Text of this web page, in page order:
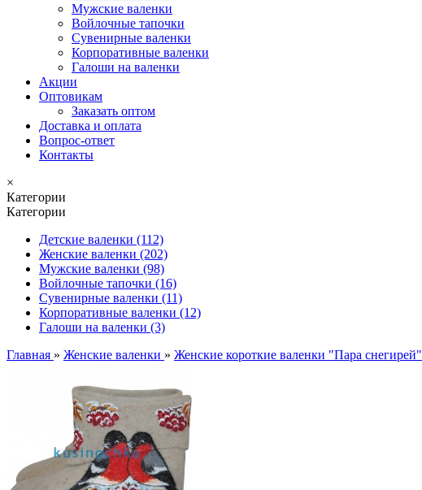
Мужские валенки
Войлочные тапочки
Сувенирные валенки
Корпоративные валенки
Галоши на валенки
Акции
Оптовикам
Заказать оптом
Доставка и оплата
Вопрос-ответ
Контакты
×
Категории
Категории
Детские валенки (112)
Женские валенки (202)
Мужские валенки (98)
Войлочные тапочки (16)
Сувенирные валенки (11)
Корпоративные валенки (12)
Галоши на валенки (3)
Главная » Женские валенки » Женские короткие валенки "Пара снегирей"